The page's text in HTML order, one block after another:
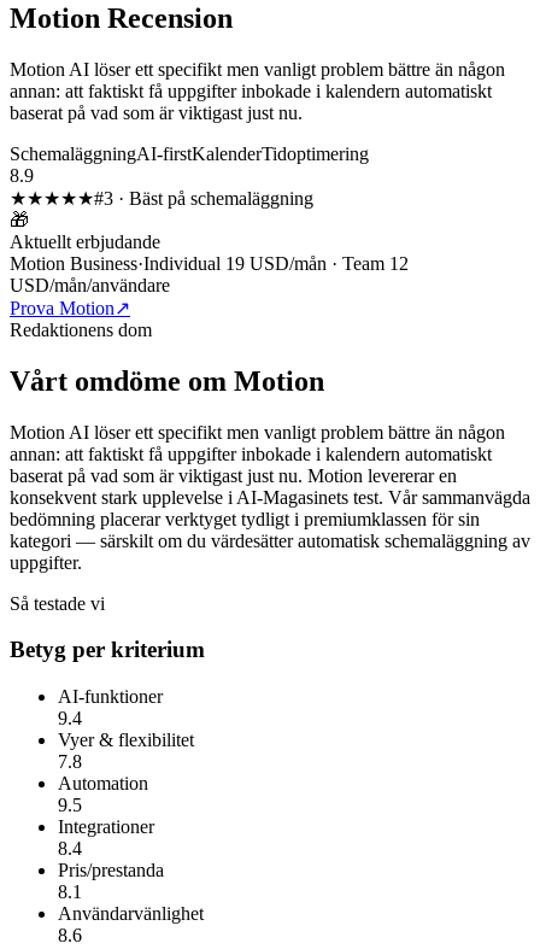
Motion Recension
Motion AI löser ett specifikt men vanligt problem bättre än någon
annan: att faktiskt få uppgifter inbokade i kalendern automatiskt
baserat på vad som är viktigast just nu.
SchemaläggningAI-firstKalenderTidoptimering
8.9
★★★★★#3 · Bäst på schemaläggning
🎁
Aktuellt erbjudande
Motion Business·Individual 19 USD/mån · Team 12
USD/mån/användare
Prova Motion↗
Redaktionens dom
Vårt omdöme om Motion
Motion AI löser ett specifikt men vanligt problem bättre än någon
annan: att faktiskt få uppgifter inbokade i kalendern automatiskt
baserat på vad som är viktigast just nu. Motion levererar en
konsekvent stark upplevelse i AI-Magasinets test. Vår sammanvägda
bedömning placerar verktyget tydligt i premiumklassen för sin
kategori — särskilt om du värdesätterautomatisk schemaläggning av
uppgifter.
Så testade vi
Betyg per kriterium
AI-funktioner
9.4
Vyer & flexibilitet
7.8
Automation
9.5
Integrationer
8.4
Pris/prestanda
8.1
Användarvänlighet
8.6